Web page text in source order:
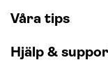
Våra tips
Hjälp &